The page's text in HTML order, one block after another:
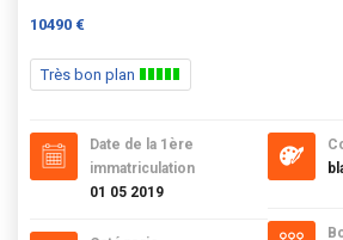
10490 €
Très bon plan
Date de la 1ère
immatriculation
01 05 2019